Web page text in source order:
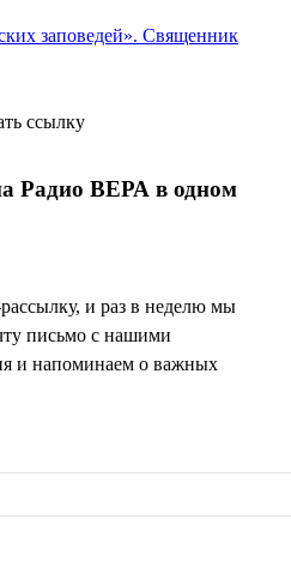
заповедей». Священник
Радио ВЕРА в одном
и раз в неделю мы
письмо с нашими
и напоминаем о важных